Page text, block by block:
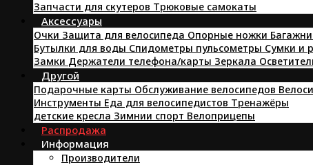
Запчасти для скутеров Трюковые самокаты
Аксессуары
Очки Защита для велосипеда Опорные ножки
Бутылки для воды Спидометры пульсометры Сумки и
Замки Держатели телефона/карты Зеркала
Другой
Подарочные карты Обслуживание велосипедов
Инструменты Еда для велосипедистов Tренажёры
детские кресла Зимнии спорт Велоприцепы
Распродажа
Информация
Производители